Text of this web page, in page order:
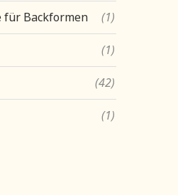
für Backformen (1)
(1)
(42)
(1)